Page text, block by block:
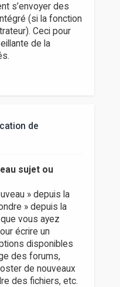
s’envoyer des
(si la fonction
Ceci pour
de la
de
sujet ou
» depuis la
» depuis la
vous ayez
écrire un
disponibles
des forums,
de nouveaux
des fichiers, etc.